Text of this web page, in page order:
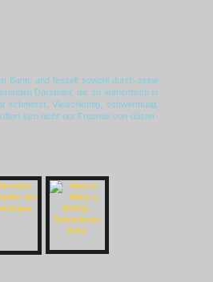
Bann, und fesselt sowohl durch seine
Darsteller, die so authentisch in
Vielschichtig, schwermütig,
sich nicht nur Freunde von düster-